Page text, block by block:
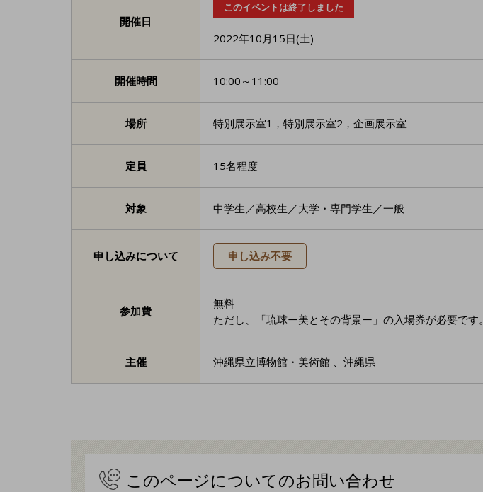
開催日
このイベントは終了しました
2022年10月15日(土)
開催時間 10:00～11:00
場所 特別展示室1，特別展示室2，企画展示室
定員 15名程度
対象 中学生／高校生／大学・専門学生／一般
申し込みについて 申し込み不要
参加費
無料
ただし、「琉球ー美とその背景ー」の入場券が必要です。
主催 沖縄県立博物館・美術館 、沖縄県
このページについてのお問い合わせ